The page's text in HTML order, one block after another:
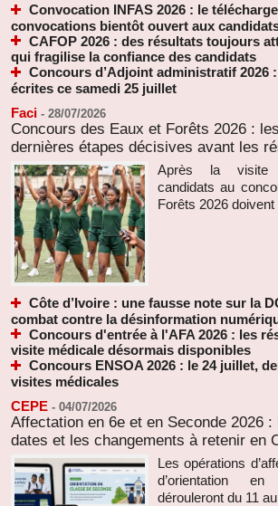
Convocation INFAS 2026 : le
convocations bientôt ouvert aux
CAFOP 2026 : des résultats toujours
qui fragilise la confiance des candidats
Concours d’Adjoint administratif 2026
écrites ce samedi 25 juillet
Faci - 28/07/2026
Concours des Eaux et Forêts 2026 :
dernières étapes décisives avant les
Après la visite
candidats au
Forêts 2026
Côte d’Ivoire : une fausse note sur la
combat contre la désinformation
Concours d'entrée à l'AFA 2026 : les
visite médicale désormais disponibles
Concours ENSOA 2026 : le 24 juillet,
visites médicales
CEPE - 04/07/2026
Affectation en 6e et en Seconde 2026 :
dates et les changements à retenir en
Les opérations
d’orientation
dérouleront du 11